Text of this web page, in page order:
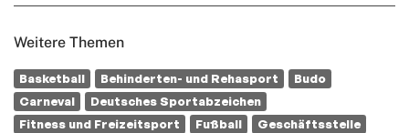
Weitere Themen
Basketball Behinderten- und Rehasport
Budo
Carneval
Deutsches Sportabzeichen
Fitness und Freizeitsport
Fußball
Geschäftsstelle